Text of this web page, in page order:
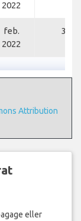
2022
feb.
2022
371
Attribution
eller